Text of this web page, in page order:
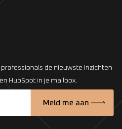
de nieuwste inzichten
HubSpot in je mailbox.